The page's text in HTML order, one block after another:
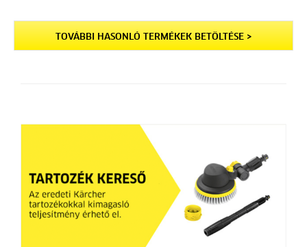
TOVÁBBI HASONLÓ TERMÉKEK BETÖLTÉSE >